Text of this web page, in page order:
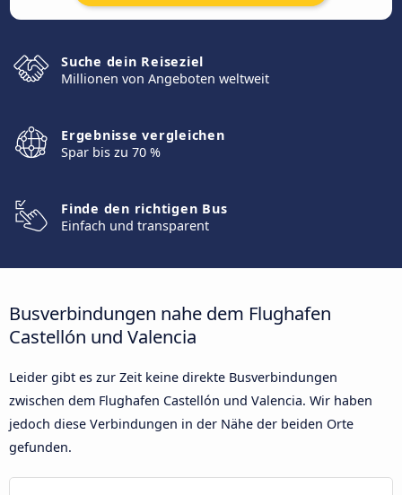
Suche dein Reiseziel
Millionen von Angeboten weltweit
Ergebnisse vergleichen
Spar bis zu 70 %
Finde den richtigen Bus
Einfach und transparent
Busverbindungen nahe dem Flughafen
Castellón und Valencia
Leider gibt es zur Zeit keine direkte Busverbindungen
zwischen dem Flughafen Castellón und Valencia. Wir haben
jedoch diese Verbindungen in der Nähe der beiden Orte
gefunden.